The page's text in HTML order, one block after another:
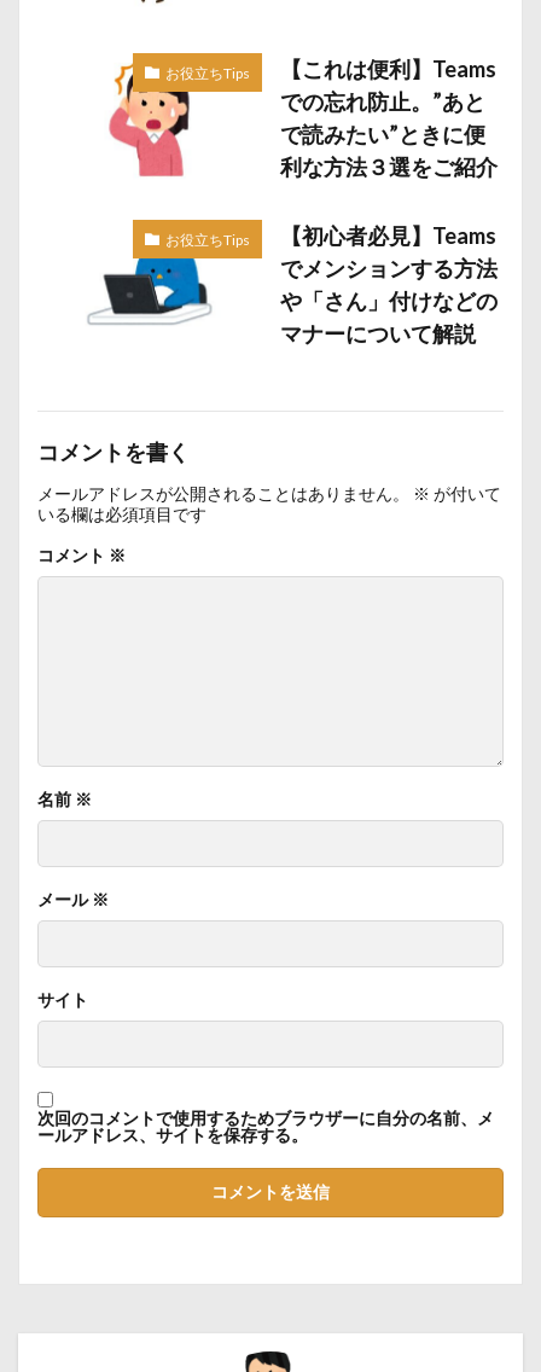
お役立ちTips
【これは便利】Teams
での忘れ防止。”あと
で読みたい”ときに便
利な方法３選をご紹介
お役立ちTips
【初心者必見】Teams
でメンションする方法
や「さん」付けなどの
マナーについて解説
コメントを書く
メールアドレスが公開されることはありません。 ※ が付いて
いる欄は必須項目です
コメント ※
名前 ※
メール ※
サイト
次回のコメントで使用するためブラウザーに自分の名前、メ
ールアドレス、サイトを保存する。